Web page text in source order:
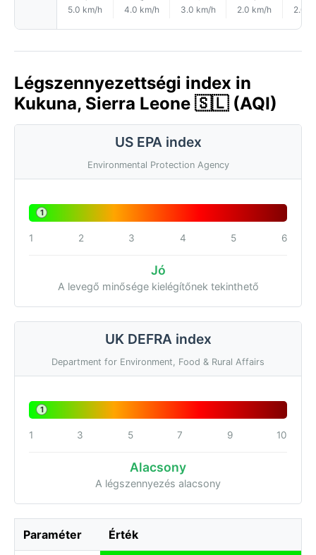
5.0 km/h 4.0 km/h 3.0 km/h 2.0 km/h 2.0
Légszennyezettségi index in
Kukuna, Sierra Leone 🇸🇱 (AQI)
US EPA index
Environmental Protection Agency
1
1 2 3 4 5 6
Jó
A levegő minősége kielégítőnek tekinthető
UK DEFRA index
Department for Environment, Food & Rural Affairs
1
1 3 5 7 9 10
Alacsony
A légszennyezés alacsony
Paraméter Érték